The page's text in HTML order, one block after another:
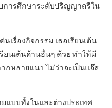
บการศึกษาระดับปริญญาตรีใน
นเรื่องกิจกรรม เธอเรียนเต้น
ยนเต้นด้านอื่นๆ ด้วย ทำให้มี
กหลายแนว ไม่ว่าจะเป็นแจ๊ส
แบบทั้งในและต่างประเทศ